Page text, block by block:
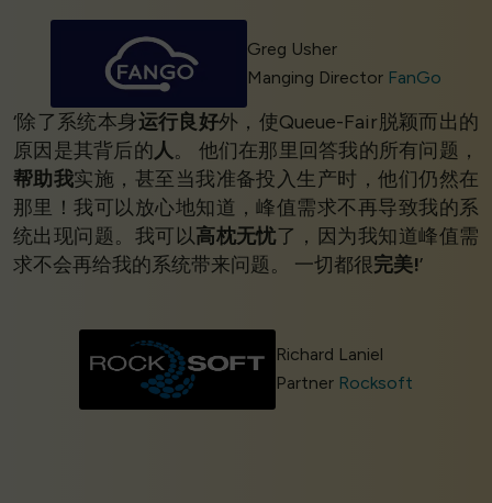
Greg Usher
Manging Director FanGo
‘除了系统本身运行良好外，使Queue-Fair脱颖而出的
原因是其背后的人。 他们在那里回答我的所有问题，
帮助我实施，甚至当我准备投入生产时，他们仍然在
那里！我可以放心地知道，峰值需求不再导致我的系
统出现问题。我可以高枕无忧了，因为我知道峰值需
求不会再给我的系统带来问题。 一切都很完美!’
Richard Laniel
Partner Rocksoft